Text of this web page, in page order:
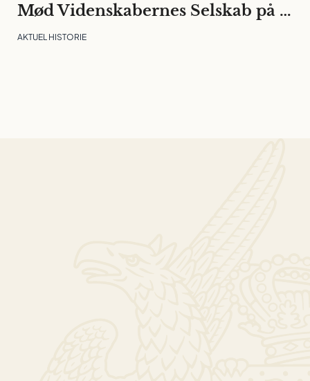
Mød Videnskabernes Selskab på Folkemødet
AKTUEL HISTORIE